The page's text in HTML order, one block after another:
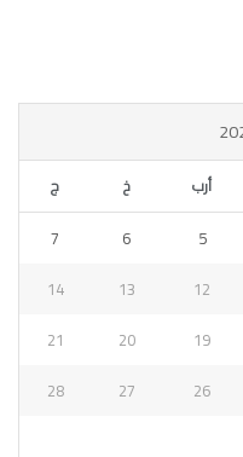
أرب خ ج
5
6
7
12
13
14
19
20
21
26
27
28